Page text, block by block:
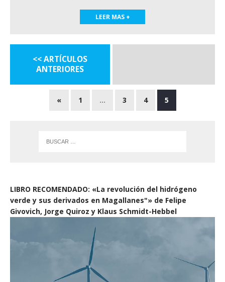
LEER MAS +
<< ARTÍCULOS
ANTERIORES
« 1 … 3 4 5
LIBRO RECOMENDADO: «La revolución del hidrógeno
verde y sus derivados en Magallanes"» de Felipe
Givovich, Jorge Quiroz y Klaus Schmidt-Hebbel